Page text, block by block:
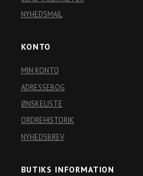
NYHEDSMAIL
KONTO
MIN KONTO
ADRESSEBOG
ØNSKELISTE
ORDREHISTORIK
NYHEDSBREV
BUTIKS INFORMATION